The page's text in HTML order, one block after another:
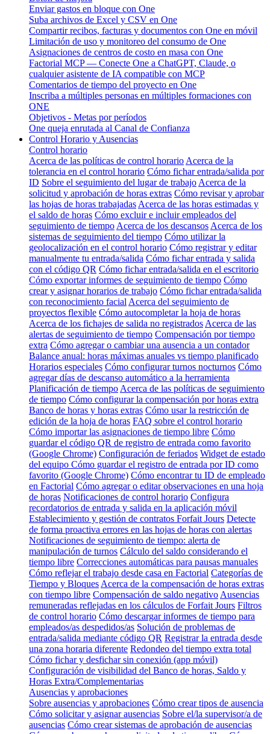
Enviar gastos en bloque con One
Suba archivos de Excel y CSV en One
Compartir recibos, facturas y documentos con One en móvil
Limitación de uso y monitoreo del consumo de One
Asignaciones de centros de costo en masa con One
Factorial MCP — Conecte One a ChatGPT, Claude, o
cualquier asistente de IA compatible con MCP
Comentarios de tiempo del proyecto en One
Inscriba a múltiples personas en múltiples formaciones con
ONE
Objetivos - Metas por períodos
One queja enrutada al Canal de Confianza
Control Horario y Ausencias
Control horario
Acerca de las políticas de control horario Acerca de la
tolerancia en el control horario Cómo fichar entrada/salida por
ID Sobre el seguimiento del lugar de trabajo Acerca de la
solicitud y aprobación de horas extras Cómo revisar y aprobar
las hojas de horas trabajadas Acerca de las horas estimadas y
el saldo de horas Cómo excluir e incluir empleados del
seguimiento de tiempo Acerca de los descansos Acerca de los
sistemas de seguimiento del tiempo Cómo utilizar la
geolocalización en el control horario Cómo registrar y editar
manualmente tu entrada/salida Cómo fichar entrada y salida
con el código QR Cómo fichar entrada/salida en el escritorio
Cómo exportar informes de seguimiento de tiempo Cómo
crear y asignar horarios de trabajo Cómo fichar entrada/salida
con reconocimiento facial Acerca del seguimiento de
proyectos flexible Cómo autocompletar la hoja de horas
Acerca de los fichajes de salida no registrados Acerca de las
alertas de seguimiento de tiempo Compensación por tiempo
extra Cómo agregar o cambiar una ausencia a un contador
Balance anual: horas máximas anuales vs tiempo planificado
Horarios especiales Cómo configurar turnos nocturnos Cómo
agregar días de descanso automático a la herramienta
Planificación de tiempo Acerca de las políticas de seguimiento
de tiempo Cómo configurar la compensación por horas extra
Banco de horas y horas extras Cómo usar la restricción de
edición de la hoja de horas FAQ sobre el control horario
Cómo importar las asignaciones de tiempo libre Cómo
guardar el código QR de registro de entrada como favorito
(Google Chrome) Configuración de feriados Widget de estado
del equipo Cómo guardar el registro de entrada por ID como
favorito (Google Chrome) Cómo encontrar tu ID de empleado
en Factorial Cómo agregar o editar observaciones en una hoja
de horas Notificaciones de control horario Configura
recordatorios de entrada y salida en la aplicación móvil
Establecimiento y gestión de contratos Forfait Jours Detecte
de forma proactiva errores en las hojas de horas con alertas
Notificaciones de seguimiento de tiempo: alerta de
manipulación de turnos Cálculo del saldo considerando el
tiempo libre Correcciones automáticas para pausas manuales
Cómo reflejar el trabajo desde casa en Factorial Categorías de
Tiempo y Bloques Acerca de la compensación de horas extras
con tiempo libre Compensación de saldo negativo Ausencias
remuneradas reflejadas en los cálculos de Forfait Jours Filtros
de control horario Cómo descargar informes de tiempo para
empleados/as despedidos/as Solución de problemas de
entrada/salida mediante código QR Registrar la entrada desde
una zona horaria diferente Redondeo del tiempo extra total
Cómo fichar y desfichar sin conexión (app móvil)
Configuración de visibilidad del Banco de horas, Saldo y
Horas Extra/Complementarias
Ausencias y aprobaciones
Sobre ausencias y aprobaciones Cómo crear tipos de ausencia
Cómo solicitar y asignar ausencias Sobre el/la supervisor/a de
ausencias Cómo crear sistemas de aprobación de ausencias